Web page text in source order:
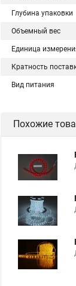
Глубина упаковки
Объемный вес
Единица
Кратность
Вид питания
Похожие